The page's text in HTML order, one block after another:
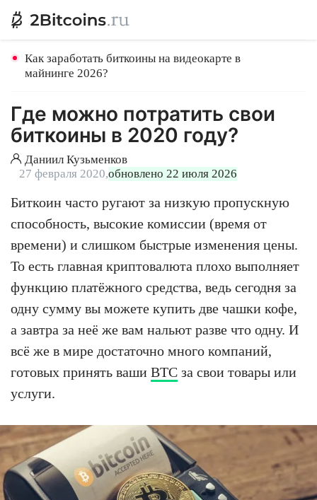
Как заработать биткоины на видеокарте в
майнинге 2026?
Где можно потратить свои
биткоины в 2020 году?
Даниил Кузьменков
27 февраля 2020,обновлено 22 июля 2026
Биткоин часто ругают за низкую пропускную
способность, высокие комиссии (время от
времени) и слишком быстрые изменения цены.
То есть главная криптовалюта плохо выполняет
функцию платёжного средства, ведь сегодня за
одну сумму вы можете купить две чашки кофе,
а завтра за неё же вам нальют разве что одну. И
всё же в мире достаточно много компаний,
готовых принять ваши BTC за свои товары или
услуги.